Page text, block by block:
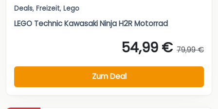
Deals, Freizeit, Lego
LEGO Technic Kawasaki Ninja H2R Motorrad
54,99 € 79,99 €
Zum Deal